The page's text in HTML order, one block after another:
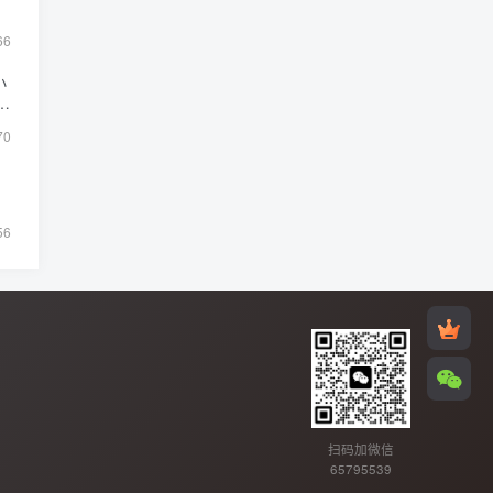
扫码加微信
65795539